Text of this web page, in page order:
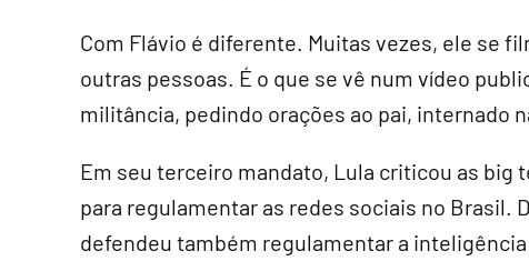
Com Flávio é diferente. Muitas vezes, ele se
outras pessoas. É o que se vê num vídeo
militância, pedindo orações ao pai, internado
Em seu terceiro mandato, Lula criticou as big
para regulamentar as redes sociais no Brasil.
defendeu também regulamentar a